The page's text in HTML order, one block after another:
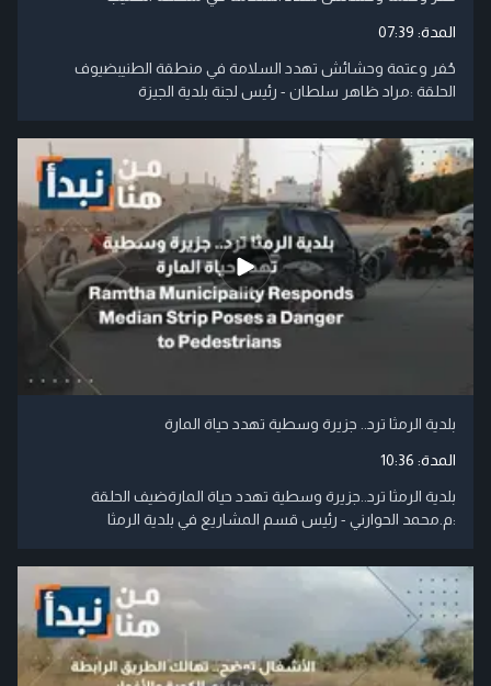
المدة: 07:39
حُفر وعتمة وحشائش تهدد السلامة في منطقة الطنيبضيوف
الحلقة :مراد ظاهر سلطان - رئيس لجنة بلدية الجيزة
بلدية الرمثا ترد.. جزيرة وسطية تهدد حياة المارة
المدة: 10:36
بلدية الرمثا ترد..جزيرة وسطية تهدد حياة المارةضيف الحلقة
:م.محمد الحوارني - رئيس قسم المشاريع في بلدية الرمثا